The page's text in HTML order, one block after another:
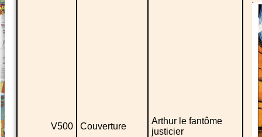
V500 Couverture
Arthur le fantôme
justicier